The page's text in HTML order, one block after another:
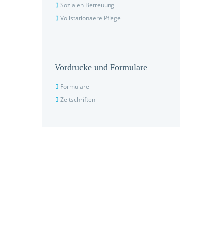
Sozialen Betreuung
Vollstationaere Pflege
Vordrucke und Formulare
Formulare
Zeitschriften